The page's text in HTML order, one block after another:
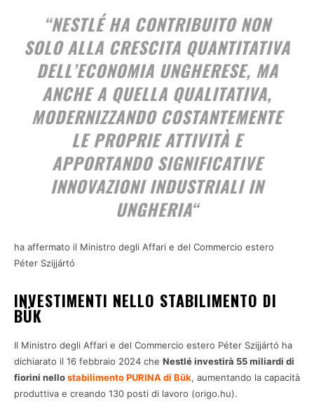
“NESTLÉ HA CONTRIBUITO NON
SOLO ALLA CRESCITA QUANTITATIVA
DELL’ECONOMIA UNGHERESE, MA
ANCHE A QUELLA QUALITATIVA,
MODERNIZZANDO COSTANTEMENTE
LE PROPRIE ATTIVITÀ E
APPORTANDO SIGNIFICATIVE
INNOVAZIONI INDUSTRIALI IN
UNGHERIA“
ha affermato il Ministro degli Affari e del Commercio estero
Péter Szijjártó
INVESTIMENTI NELLO STABILIMENTO DI
BÜK
Il Ministro degli Affari e del Commercio estero Péter Szijjártó ha
dichiarato il 16 febbraio 2024 che Nestlé investirà 55 miliardi di
fiorini nellostabilimento PURINA di Bük, aumentando la capacità
produttiva e creando 130 posti di lavoro (origo.hu).